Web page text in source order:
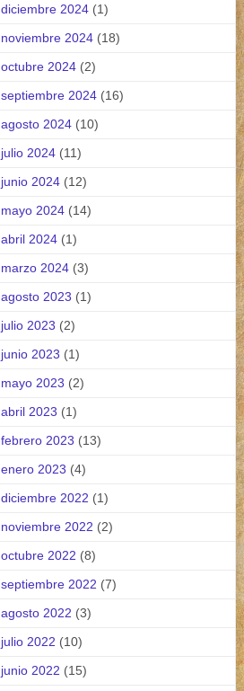
diciembre 2024 (1)
noviembre 2024 (18)
octubre 2024 (2)
septiembre 2024 (16)
agosto 2024 (10)
julio 2024 (11)
junio 2024 (12)
mayo 2024 (14)
abril 2024 (1)
marzo 2024 (3)
agosto 2023 (1)
julio 2023 (2)
junio 2023 (1)
mayo 2023 (2)
abril 2023 (1)
febrero 2023 (13)
enero 2023 (4)
diciembre 2022 (1)
noviembre 2022 (2)
octubre 2022 (8)
septiembre 2022 (7)
agosto 2022 (3)
julio 2022 (10)
junio 2022 (15)